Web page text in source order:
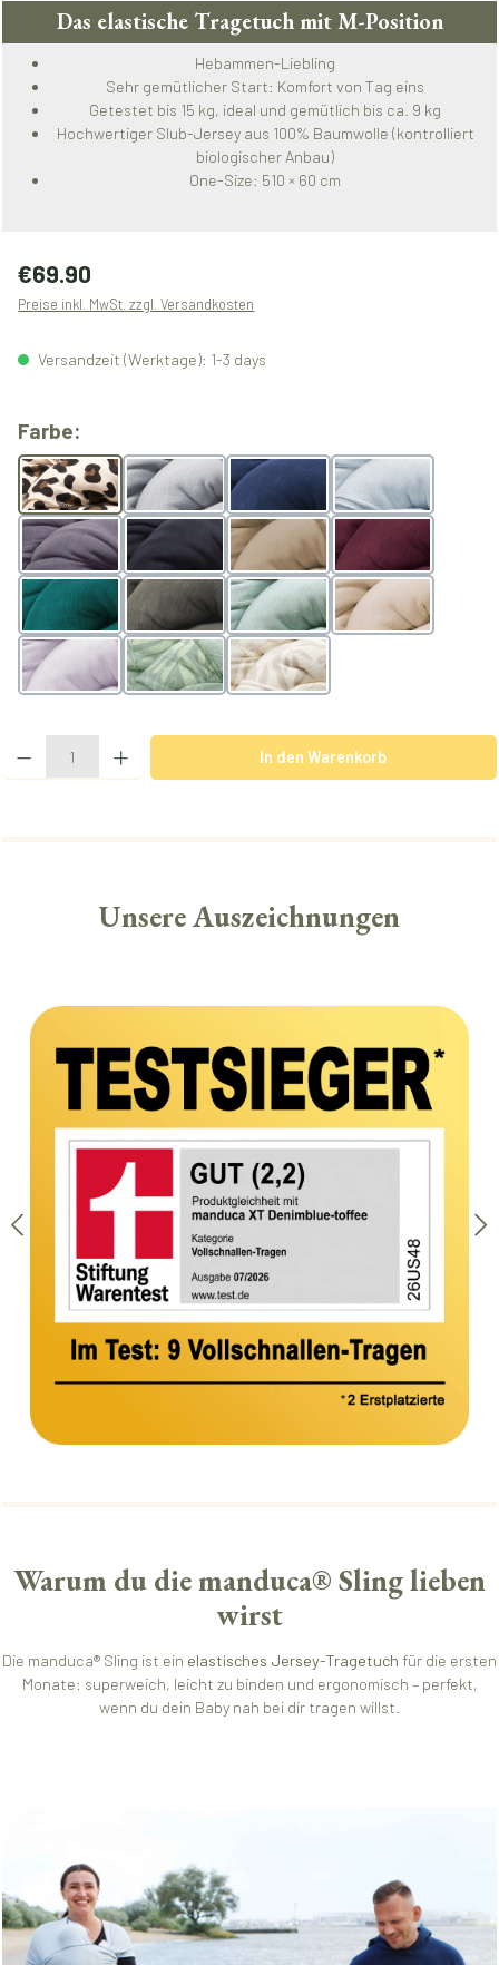
Das elastische Tragetuch mit M-Position
Hebammen-Liebling
Sehr gemütlicher Start: Komfort von Tag eins
Getestet bis 15 kg, ideal und gemütlich bis ca. 9 kg
Hochwertiger Slub-Jersey aus 100% Baumwolle (kontrolliert
biologischer Anbau)
One-Size: 510 × 60 cm
Regulärer Preis:
€69.90
Preise inkl. MwSt. zzgl. Versandkosten
Versandzeit (Werktage): 1-3 days
Farbe:
Leo lightgrey navy arctic
slate black nougat
teal olive mint powder
lavender BotanicGreen BotanicVanilla
Produkt Anzahl: Gib den gewünschten Wert ein oder benutze die
In den Warenkorb
Unsere Auszeichnungen
Bildergalerie überspringen
Warum du die manduca® Sling lieben
wirst
Die manduca® Sling ist ein elastisches Jersey-Tragetuch für die ersten
Monate: superweich, leicht zu binden und ergonomisch – perfekt,
wenn du dein Baby nah bei dir tragen willst.